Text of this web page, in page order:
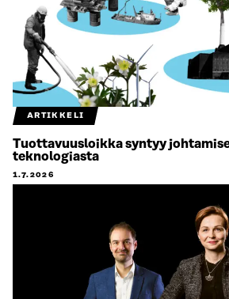
ARTIKKELI
Tuottavuusloikka syntyy
teknologiasta
1.7.2026